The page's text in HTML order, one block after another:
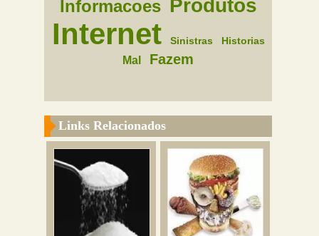
Informacoes Produtos
Internet Sinistras Historias
Mal Fazem
Links Relacionados